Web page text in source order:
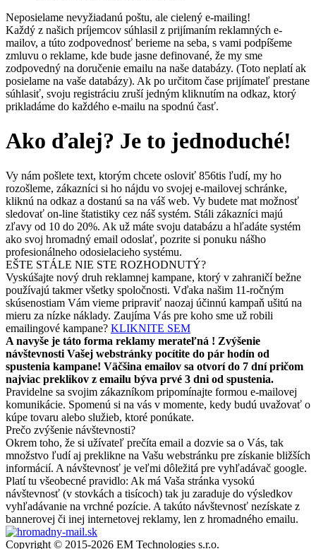
Neposielame nevyžiadanú poštu, ale cielený e-mailing!
Každý z našich príjemcov súhlasil z prijímaním reklamných e-
mailov, a túto zodpovednosť berieme na seba, s vami podpíšeme
zmluvu o reklame, kde bude jasne definované, že my sme
zodpovedný na doručenie emailu na naše databázy. (Toto neplatí ak
posielame na vaše databázy). Ak po určitom čase prijímateľ prestane
súhlasiť, svoju registráciu zruší jedným kliknutím na odkaz, ktorý
prikladáme do každého e-mailu na spodnú časť.
Ako ďalej? Je to jednoduché!
Vy nám pošlete text, ktorým chcete osloviť 856tis ľudí, my ho
rozošleme, zákazníci si ho nájdu vo svojej e-mailovej schránke,
kliknú na odkaz a dostanú sa na váš web. Vy budete mat možnosť
sledovať on-line štatistiky cez náš systém. Stáli zákazníci majú
zľavy od 10 do 20%. Ak už máte svoju databázu a hľadáte systém
ako svoj hromadný email odoslať, pozrite si ponuku nášho
profesionálneho odosielacieho systému.
EŠTE STÁLE NIE STE ROZHODNUTÝ?
Vyskúšajte nový druh reklamnej kampane, ktorý v zahraničí bežne
používajú takmer všetky spoločnosti. Vďaka našim 11-ročným
skúsenostiam Vám vieme pripraviť naozaj účinnú kampaň ušitú na
mieru za nízke náklady. Zaujíma Vás pre koho sme už robili
emailingové kampane? KLIKNITE SEM
A navyše je táto forma reklamy merateľná ! Zvýšenie
návštevnosti Vašej webstránky pocítite do pár hodín od
spustenia kampane! Väčšina emailov sa otvorí do 7 dní pričom
najviac preklikov z emailu býva prvé 3 dni od spustenia.
Pravidelne sa svojim zákazníkom pripomínajte formou e-mailovej
komunikácie. Spomenú si na vás v momente, kedy budú uvažovať o
kúpe tovaru alebo služieb, ktoré ponúkate.
Prečo zvýšenie návštevnosti?
Okrem toho, že si užívateľ prečíta email a dozvie sa o Vás, tak
množstvo ľudí aj preklikne na Vašu webstránku pre získanie bližších
informácií. A návštevnosť je veľmi dôležitá pre vyhľadávač google.
Platí tu všeobecné pravidlo: Ak má Vaša stránka vysokú
návštevnosť (v stovkách a tisícoch) tak ju zaraduje do výsledkov
vyhľadávanie na vrchné pozície. A takúto návštevnosť nezískate z
bannerovej či inej internetovej reklamy, len z hromadného emailu.
Copyright © 2015-2026 EM Technologies s.r.o.